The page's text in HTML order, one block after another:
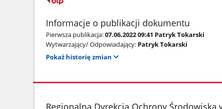
Informacje o publikacji dokumentu
Pierwsza publikacja:07.06.2022 09:41 Patryk Tokarski
Wytwarzający/ Odpowiadający: Patryk Tokarski
Pokaż historię zmian
stopka